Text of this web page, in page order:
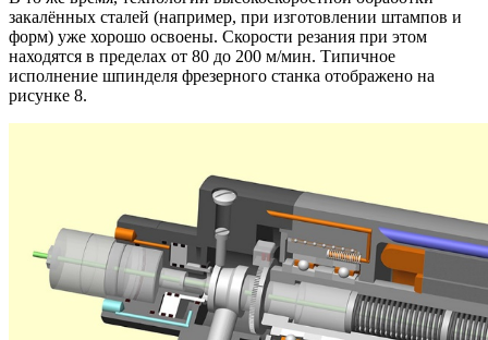
закалённых сталей (например, при изготовлении штампов и
форм) уже хорошо освоены. Скорости резания при этом
находятся в пределах от 80 до 200 м/мин. Типичное
исполнение шпинделя фрезерного станка отображено на
рисунке 8.